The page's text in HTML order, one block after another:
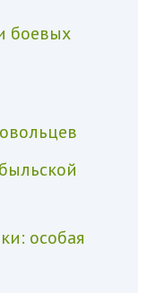
боевых
особая